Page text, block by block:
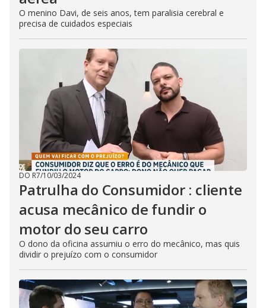
O menino Davi, de seis anos, tem paralisia cerebral e
precisa de cuidados especiais
DO R7/10/03/2024
Patrulha do Consumidor : cliente
acusa mecânico de fundir o
motor do seu carro
O dono da oficina assumiu o erro do mecânico, mas quis
dividir o prejuízo com o consumidor